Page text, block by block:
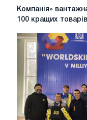
Компанія»
вантажна
"дипломант
конкурсу"
100
кращих
товарів
Росії»
Компанія»
100 кращих товарів